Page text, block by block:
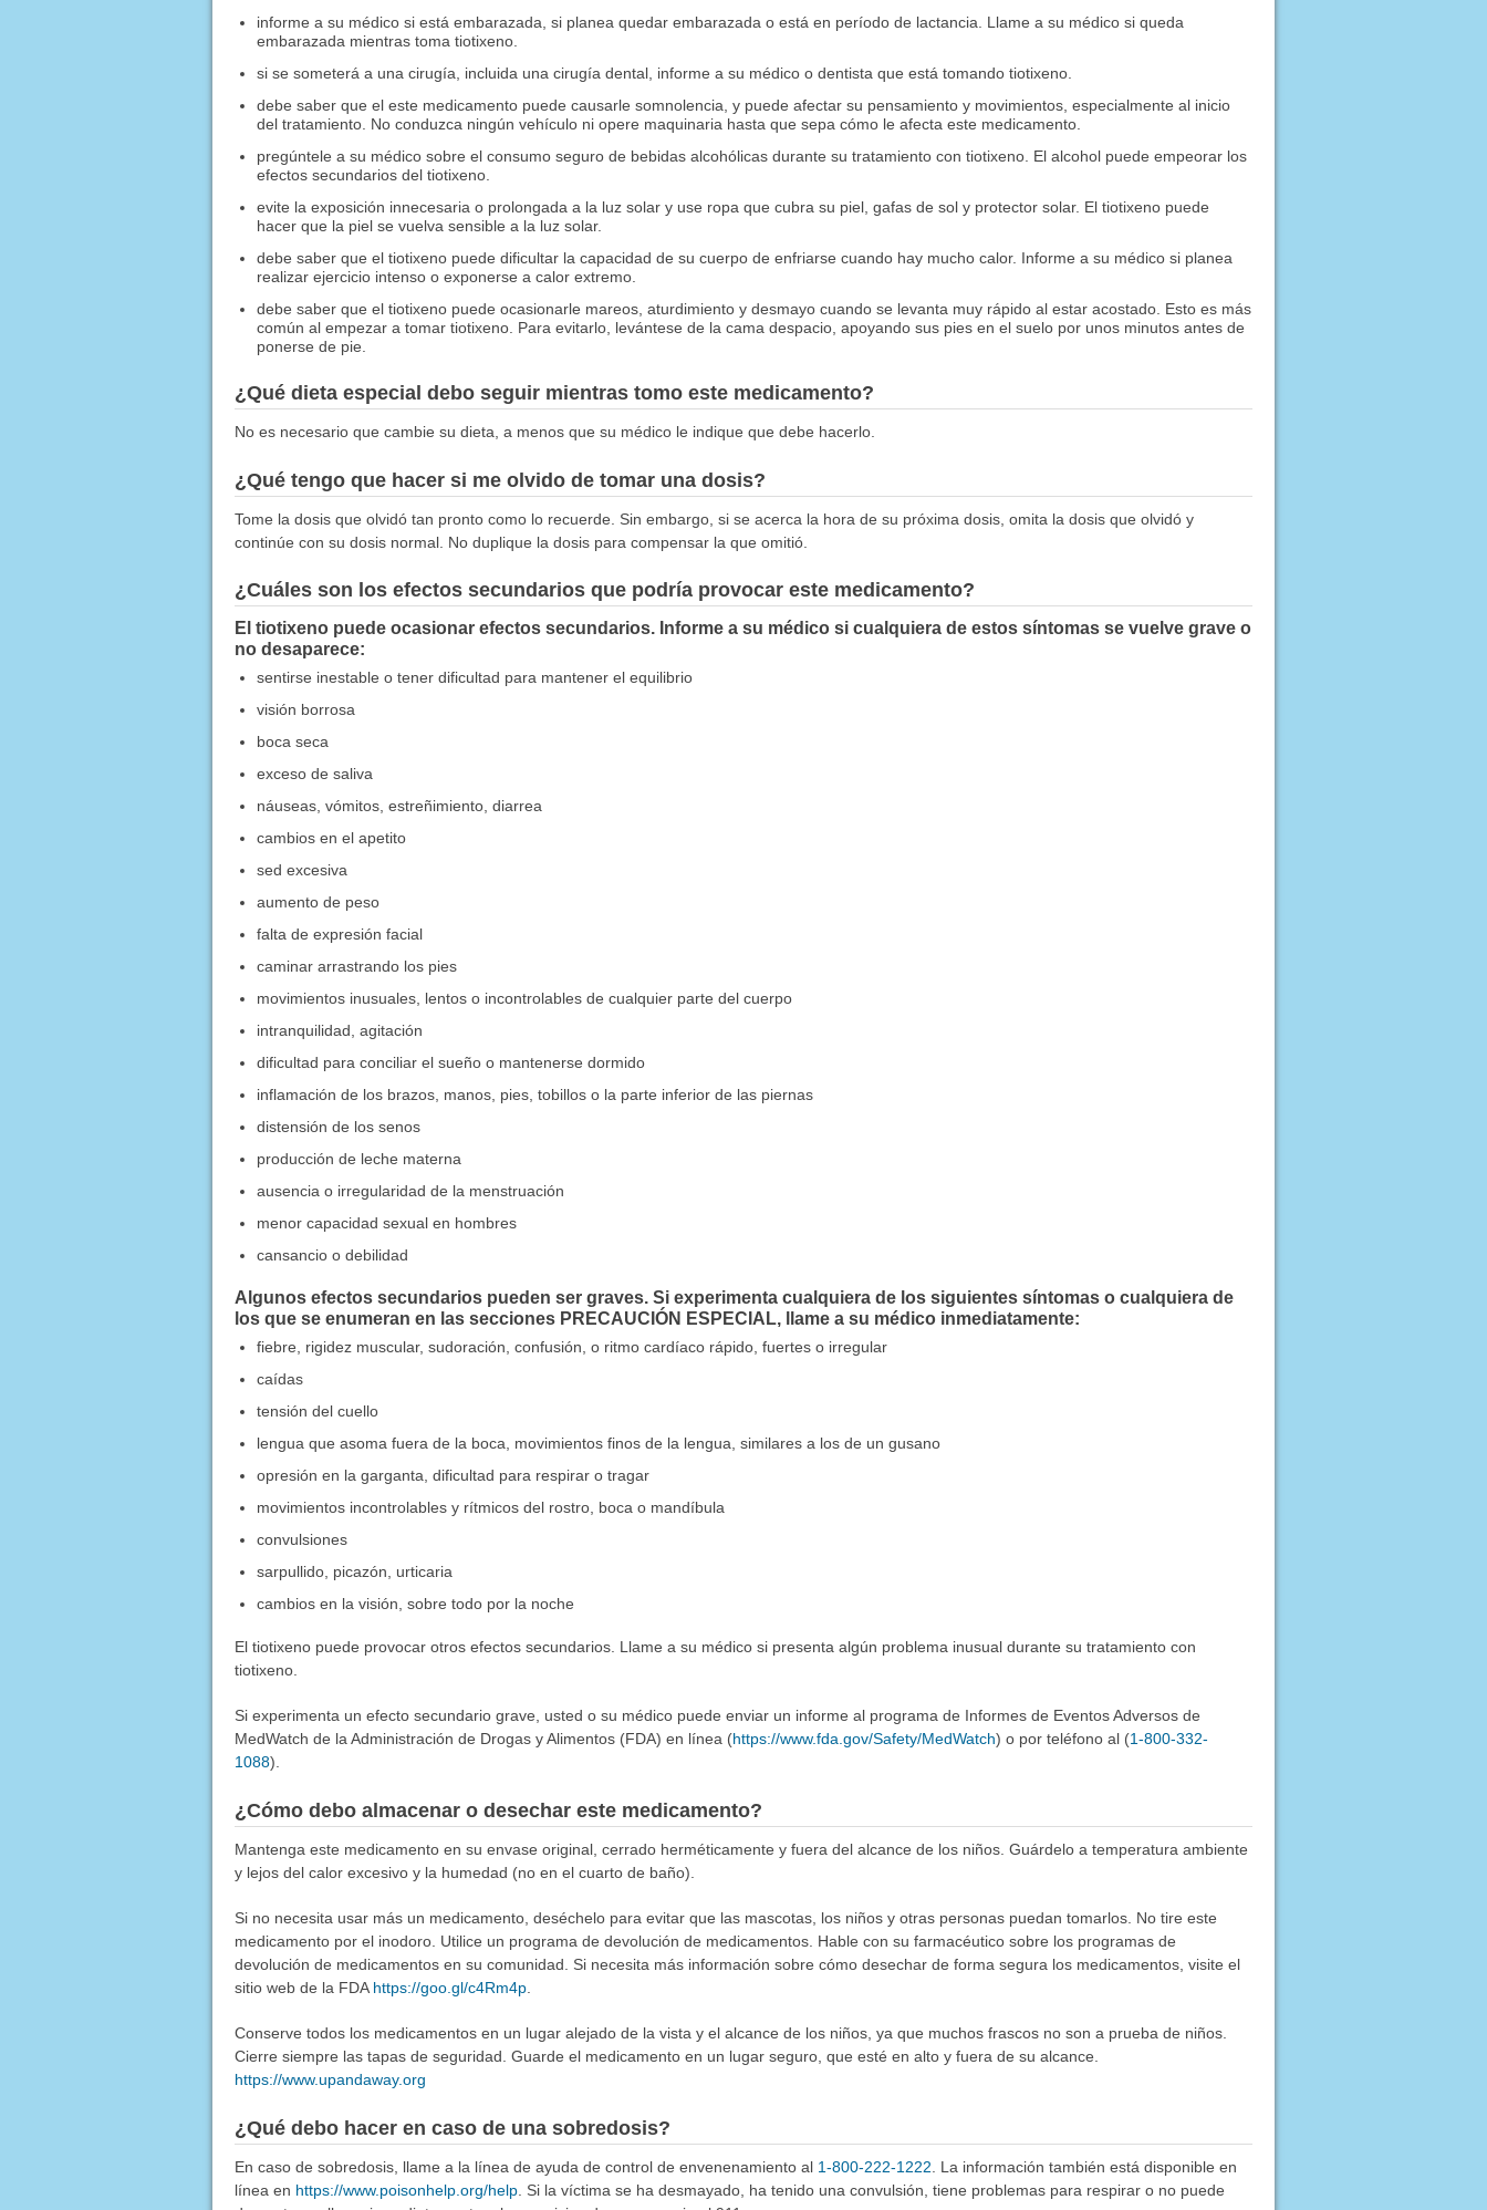
informe a su médico si está embarazada, si planea quedar embarazada o está en período de lactancia. Llame a su médico si queda
embarazada mientras toma tiotixeno.
si se someterá a una cirugía, incluida una cirugía dental, informe a su médico o dentista que está tomando tiotixeno.
debe saber que el este medicamento puede causarle somnolencia, y puede afectar su pensamiento y movimientos, especialmente al inicio
del tratamiento. No conduzca ningún vehículo ni opere maquinaria hasta que sepa cómo le afecta este medicamento.
pregúntele a su médico sobre el consumo seguro de bebidas alcohólicas durante su tratamiento con tiotixeno. El alcohol puede empeorar los
efectos secundarios del tiotixeno.
evite la exposición innecesaria o prolongada a la luz solar y use ropa que cubra su piel, gafas de sol y protector solar. El tiotixeno puede
hacer que la piel se vuelva sensible a la luz solar.
debe saber que el tiotixeno puede dificultar la capacidad de su cuerpo de enfriarse cuando hay mucho calor. Informe a su médico si planea
realizar ejercicio intenso o exponerse a calor extremo.
debe saber que el tiotixeno puede ocasionarle mareos, aturdimiento y desmayo cuando se levanta muy rápido al estar acostado. Esto es más
común al empezar a tomar tiotixeno. Para evitarlo, levántese de la cama despacio, apoyando sus pies en el suelo por unos minutos antes de
ponerse de pie.
¿Qué dieta especial debo seguir mientras tomo este medicamento?
No es necesario que cambie su dieta, a menos que su médico le indique que debe hacerlo.
¿Qué tengo que hacer si me olvido de tomar una dosis?
Tome la dosis que olvidó tan pronto como lo recuerde. Sin embargo, si se acerca la hora de su próxima dosis, omita la dosis que olvidó y
continúe con su dosis normal. No duplique la dosis para compensar la que omitió.
¿Cuáles son los efectos secundarios que podría provocar este medicamento?
El tiotixeno puede ocasionar efectos secundarios. Informe a su médico si cualquiera de estos síntomas se vuelve grave o
no desaparece:
sentirse inestable o tener dificultad para mantener el equilibrio
visión borrosa
boca seca
exceso de saliva
náuseas, vómitos, estreñimiento, diarrea
cambios en el apetito
sed excesiva
aumento de peso
falta de expresión facial
caminar arrastrando los pies
movimientos inusuales, lentos o incontrolables de cualquier parte del cuerpo
intranquilidad, agitación
dificultad para conciliar el sueño o mantenerse dormido
inflamación de los brazos, manos, pies, tobillos o la parte inferior de las piernas
distensión de los senos
producción de leche materna
ausencia o irregularidad de la menstruación
menor capacidad sexual en hombres
cansancio o debilidad
Algunos efectos secundarios pueden ser graves. Si experimenta cualquiera de los siguientes síntomas o cualquiera de
los que se enumeran en las secciones PRECAUCIÓN ESPECIAL, llame a su médico inmediatamente:
fiebre, rigidez muscular, sudoración, confusión, o ritmo cardíaco rápido, fuertes o irregular
caídas
tensión del cuello
lengua que asoma fuera de la boca, movimientos finos de la lengua, similares a los de un gusano
opresión en la garganta, dificultad para respirar o tragar
movimientos incontrolables y rítmicos del rostro, boca o mandíbula
convulsiones
sarpullido, picazón, urticaria
cambios en la visión, sobre todo por la noche
El tiotixeno puede provocar otros efectos secundarios. Llame a su médico si presenta algún problema inusual durante su tratamiento con
tiotixeno.
Si experimenta un efecto secundario grave, usted o su médico puede enviar un informe al programa de Informes de Eventos Adversos de
MedWatch de la Administración de Drogas y Alimentos (FDA) en línea (https://www.fda.gov/Safety/MedWatch) o por teléfono al (1-800-332-
1088).
¿Cómo debo almacenar o desechar este medicamento?
Mantenga este medicamento en su envase original, cerrado herméticamente y fuera del alcance de los niños. Guárdelo a temperatura ambiente
y lejos del calor excesivo y la humedad (no en el cuarto de baño).
Si no necesita usar más un medicamento, deséchelo para evitar que las mascotas, los niños y otras personas puedan tomarlos. No tire este
medicamento por el inodoro. Utilice un programa de devolución de medicamentos. Hable con su farmacéutico sobre los programas de
devolución de medicamentos en su comunidad. Si necesita más información sobre cómo desechar de forma segura los medicamentos, visite el
sitio web de la FDA https://goo.gl/c4Rm4p.
Conserve todos los medicamentos en un lugar alejado de la vista y el alcance de los niños, ya que muchos frascos no son a prueba de niños.
Cierre siempre las tapas de seguridad. Guarde el medicamento en un lugar seguro, que esté en alto y fuera de su alcance.
https://www.upandaway.org
¿Qué debo hacer en caso de una sobredosis?
En caso de sobredosis, llame a la línea de ayuda de control de envenenamiento al 1-800-222-1222 . La información también está disponible en
línea en https://www.poisonhelp.org/help. Si la víctima se ha desmayado, ha tenido una convulsión, tiene problemas para respirar o no puede